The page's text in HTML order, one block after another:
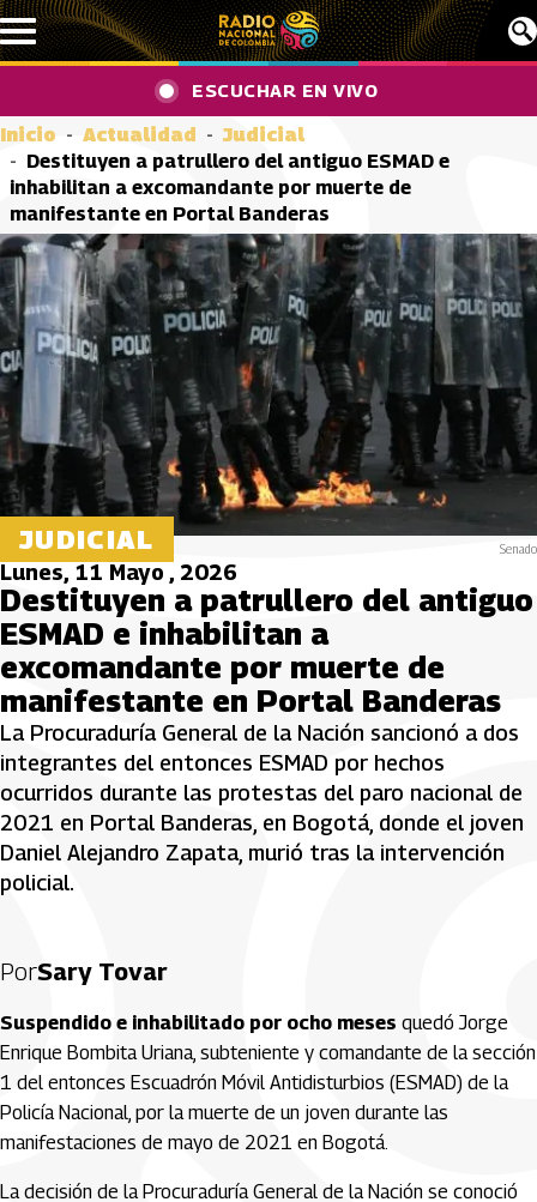
Pasar al contenido principal
ESCUCHAR EN VIVO
Inicio Actualidad
Judicial
Destituyen a patrullero del antiguo ESMAD e
inhabilitan a excomandante por muerte de
manifestante en Portal Banderas
JUDICIAL Senado
Lunes, 11 Mayo , 2026
Destituyen a patrullero del antiguo
ESMAD e inhabilitan a
excomandante por muerte de
manifestante en Portal Banderas
La Procuraduría General de la Nación sancionó a dos
integrantes del entonces ESMAD por hechos
ocurridos durante las protestas del paro nacional de
2021 en Portal Banderas, en Bogotá, donde el joven
Daniel Alejandro Zapata, murió tras la intervención
policial.
PorSary Tovar
Suspendido e inhabilitado por ocho meses quedó Jorge
Enrique Bombita Uriana, subteniente y comandante de la sección
1 del entonces Escuadrón Móvil Antidisturbios (ESMAD) de la
Policía Nacional, por la muerte de un joven durante las
manifestaciones de mayo de 2021 en Bogotá.
La decisión de laProcuraduría General de la Nación se conoció